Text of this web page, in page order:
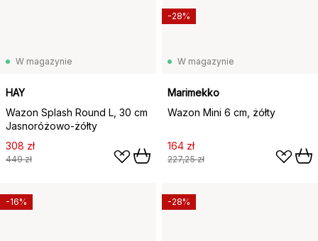
W magazynie
HAY
Wazon Splash Round L, 30 cm
Jasnoróżowo-żółty
308 zł
449 zł
W magazynie
Marimekko
Wazon Mini 6 cm, żółty
164 zł
227,25 zł
-28%
-16% -28%